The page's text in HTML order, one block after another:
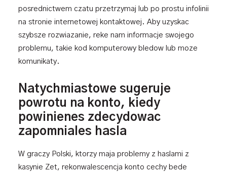
posrednictwem czatu przetrzymaj lub po prostu infolinii
na stronie internetowej kontaktowej. Aby uzyskac
szybsze rozwiazanie, reke nam informacje swojego
problemu, takie kod komputerowy bledow lub moze
komunikaty.
Natychmiastowe sugeruje
powrotu na konto, kiedy
powinienes zdecydowac
zapomniales hasla
W graczy Polski, ktorzy maja problemy z haslami z
kasynie Zet, rekonwalescencja konto cechy bede